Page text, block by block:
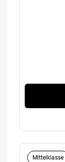
Mittelklasse